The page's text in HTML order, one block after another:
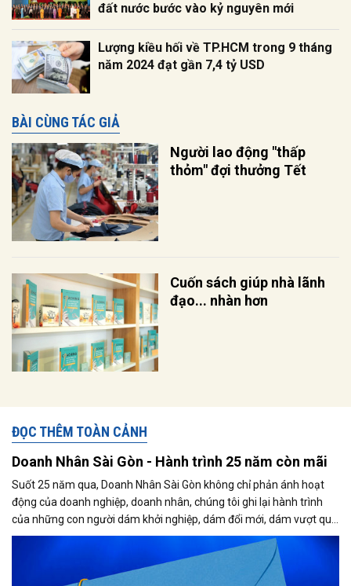
đất nước bước vào kỷ nguyên mới
Lượng kiều hối về TP.HCM trong 9 tháng
năm 2024 đạt gần 7,4 tỷ USD
BÀI CÙNG TÁC GIẢ
Người lao động "thấp
thỏm" đợi thưởng Tết
Cuốn sách giúp nhà lãnh
đạo... nhàn hơn
ĐỌC THÊM TOÀN CẢNH
Doanh Nhân Sài Gòn - Hành trình 25 năm còn mãi
Suốt 25 năm qua, Doanh Nhân Sài Gòn không chỉ phản ánh hoạt
động của doanh nghiệp, doanh nhân, chúng tôi ghi lại hành trình
của những con người dám khởi nghiệp, dám đổi mới, dám vượt qua
thất bại để tạo dựng giá trị cho xã hội...